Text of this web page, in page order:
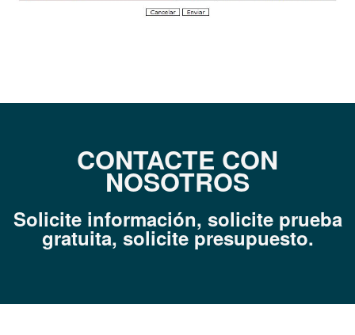
CONTACTE CON
NOSOTROS
Solicite información, solicite prueba
gratuita, solicite presupuesto.